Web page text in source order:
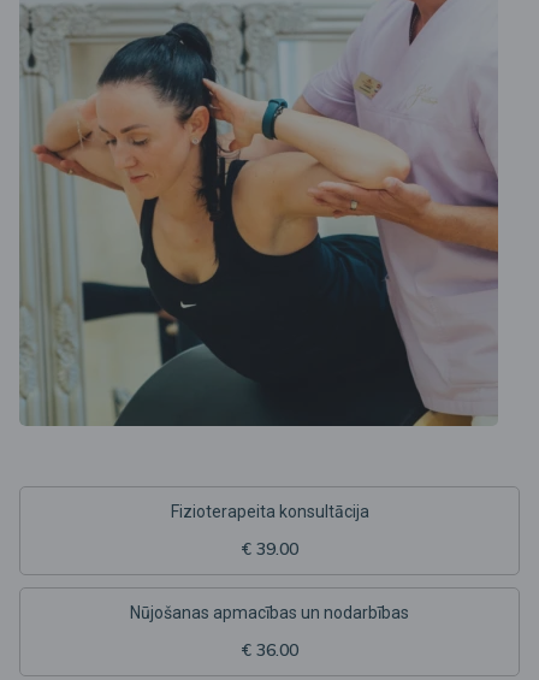
Fizioterapeita konsultācija
€ 39.00
Nūjošanas apmacības un nodarbības
€ 36.00